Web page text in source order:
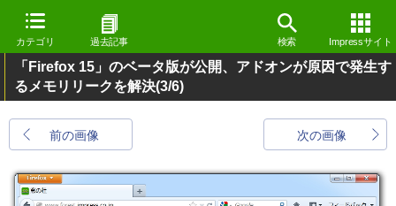
カテゴリ 過去記事 検索 Impressサイト
「Firefox 15」のベータ版が公開、アドオンが原因で発生す
るメモリリークを解決(3/6)
前の画像 次の画像